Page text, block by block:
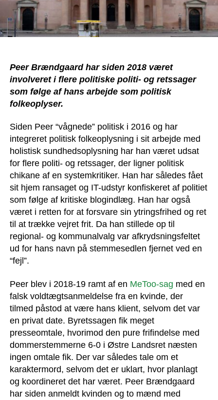
Peer Brændgaard har siden 2018 været
involveret i flere politiske politi- og retssager
som følge af hans arbejde som politisk
folkeoplyser.
Siden Peer “vågnede” politisk i 2016 og har
integreret politisk folkeoplysning i sit arbejde med
holistisk sundhedsoplysning har han været udsat
for flere politi- og retssager, der ligner politisk
chikane af en systemkritiker. Han har således fået
sit hjem ransaget og IT-udstyr konfiskeret af politiet
som følge af kritiske blogindlæg. Han har også
været i retten for at forsvare sin ytringsfrihed og ret
til at trække vejret frit. Da han stillede op til
regional- og kommunalvalg var afkrydsningsfeltet
ud for hans navn på stemmesedlen fjernet ved en
“fejl”.
Peer blev i 2018-19 ramt af en MeToo-sag med en
falsk voldtægtsanmeldelse fra en kvinde, der
tilmed påstod at være hans klient, selvom det var
en privat date. Byretssagen fik meget
presseomtale, hvorimod den pure frifindelse med
dommerstemmerne 6-0 i Østre Landsret næsten
ingen omtale fik. Der var således tale om et
karaktermord, selvom det er uklart, hvor planlagt
og koordineret det har været. Peer Brændgaard
har siden anmeldt kvinden og to mænd med